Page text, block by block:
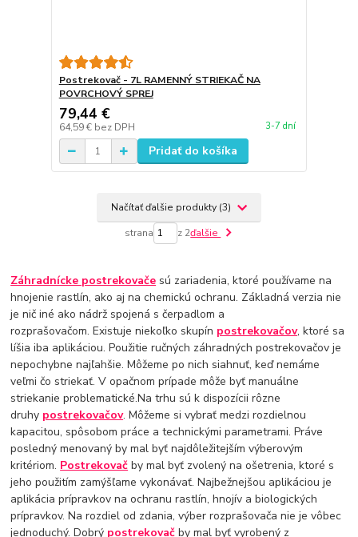
Postrekovač - 7L RAMENNÝ STRIEKAČ NA
POVRCHOVÝ SPREJ
79,44 €
64,59 € bez DPH 3-7 dní
Pridať do košíka
Načítať ďalšie produkty (3)
strana z 2ďalšie
Záhradnícke postrekovače sú zariadenia, ktoré používame na
hnojenie rastlín, ako aj na chemickú ochranu. Základná verzia nie
je nič iné ako nádrž spojená s čerpadlom a
rozprašovačom. Existuje niekoľko skupín postrekovačov, ktoré sa
líšia iba aplikáciou. Použitie ručných záhradných postrekovačov je
nepochybne najľahšie. Môžeme po nich siahnuť, keď nemáme
veľmi čo striekať. V opačnom prípade môže byť manuálne
striekanie problematické.Na trhu sú k dispozícii rôzne
druhy postrekovačov. Môžeme si vybrať medzi rozdielnou
kapacitou, spôsobom práce a technickými parametrami. Práve
posledný menovaný by mal byť najdôležitejším výberovým
kritériom. Postrekovač by mal byť zvolený na ošetrenia, ktoré s
jeho použitím zamýšľame vykonávať. Najbežnejšou aplikáciou je
aplikácia prípravkov na ochranu rastlín, hnojív a biologických
prípravkov. Na rozdiel od zdania, výber rozprašovača nie je vôbec
jednoduchý. Dobrý postrekovač by mal byť vyrobený z